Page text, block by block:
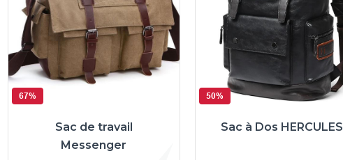
67%
Sac de travail
Messenger
50%
Sac à Dos HERCULES